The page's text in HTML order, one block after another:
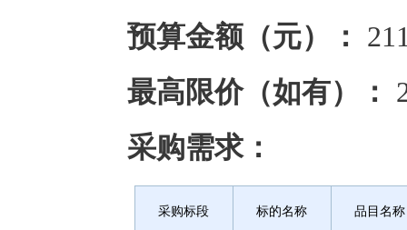
预算金额（元）：
最高限价（如有）：
采购需求：
采购标段 标的名称 品目名称